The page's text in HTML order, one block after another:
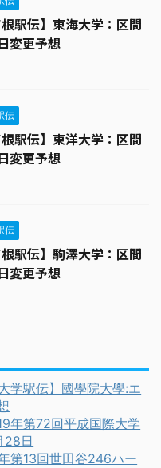
根駅伝】東海大学：区間
変更予想
伝
根駅伝】東洋大学：区間
変更予想
伝
根駅伝】駒澤大学：区間
変更予想
学駅伝】國學院大學:エ
年第72回平成国際大学
28日
第13回世田谷246ハー